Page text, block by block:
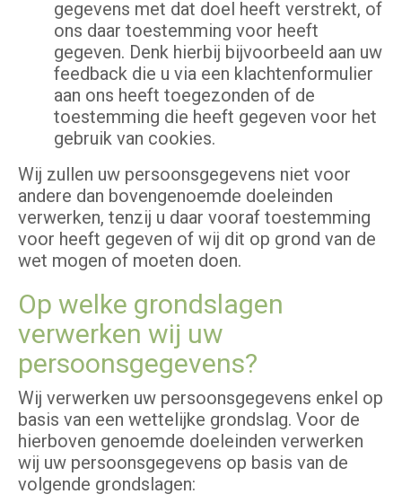
gegevens met dat doel heeft verstrekt, of
ons daar toestemming voor heeft
gegeven. Denk hierbij bijvoorbeeld aan uw
feedback die u via een klachtenformulier
aan ons heeft toegezonden of de
toestemming die heeft gegeven voor het
gebruik van cookies.
Wij zullen uw persoonsgegevens niet voor
andere dan bovengenoemde doeleinden
verwerken, tenzij u daar vooraf toestemming
voor heeft gegeven of wij dit op grond van de
wet mogen of moeten doen.
Op welke grondslagen
verwerken wij uw
persoonsgegevens?
Wij verwerken uw persoonsgegevens enkel op
basis van een wettelijke grondslag. Voor de
hierboven genoemde doeleinden verwerken
wij uw persoonsgegevens op basis van de
volgende grondslagen: